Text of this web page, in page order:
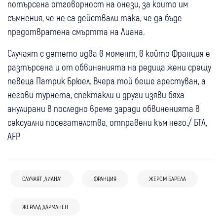
потърсена отговорност на онези, за които им
съмнения, че не са действали така, че да бъде
предотвратена смъртта на Лиана.
Случаят с детето идва в момент, в който Франция е
разтърсена и от обвиненията на редица жени срещу
певеца Патрик Брюел. Вчера той беше арестуван, а
негови турнета, спектакли и други изяви бяха
анулирани в последно време заради обвиненията в
сексуални посегателства, отправени към него./ БТА,
AFP
СЛУЧАЯТ „ЛИАНА“ ФРАНЦИЯ ЖЕРОМ БАРЕЛА
ЖЕРАЛД ДАРМАНЕН
29 юли
района на Мадрид
Свят 28 юли
стотици луксозни домове, над 260 000
Свят 28 юли
Свят 25 юли